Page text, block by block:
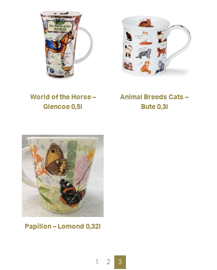
World of the Horse –
Glencoe 0,5l
Animal Breeds Cats –
Bute 0,3l
Papillon – Lomond 0,32l
1 2 3